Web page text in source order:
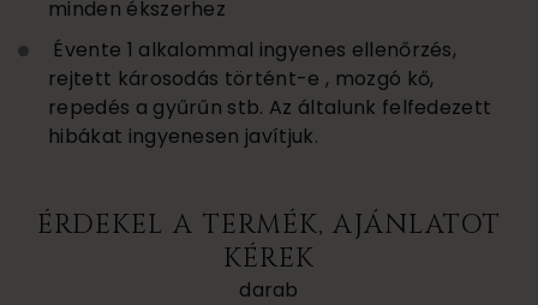
minden ékszerhez
Évente 1 alkalommal ingyenes ellenőrzés,
rejtett károsodás történt-e , mozgó kő,
repedés a gyűrűn stb. Az általunk felfedezett
hibákat ingyenesen javítjuk.
ÉRDEKEL A TERMÉK, AJÁNLATOT
KÉREK
darab